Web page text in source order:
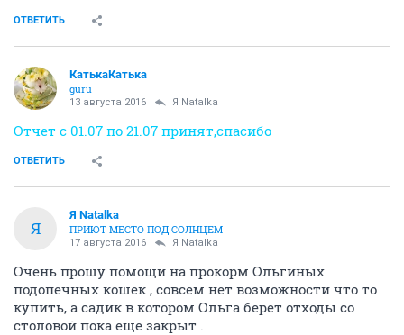
ОТВЕТИТЬ
КатькаКатька
guru
13 августа 2016 Я Natalka
Отчет с 01.07 по 21.07 принят,спасибо
ОТВЕТИТЬ
Я
Я Natalka
ПРИЮТ МЕСТО ПОД СОЛНЦЕМ
17 августа 2016 Я Natalka
Очень прошу помощи на прокорм Ольгиных
подопечных кошек , совсем нет возможности что то
купить, а садик в котором Ольга берет отходы со
столовой пока еще закрыт .